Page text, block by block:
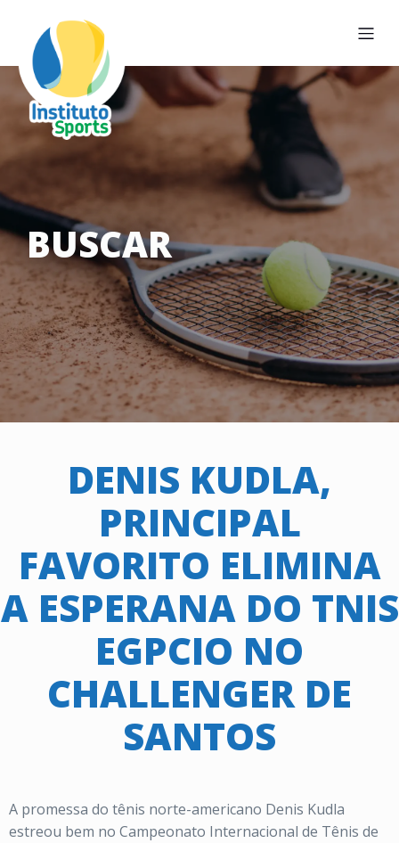
BUSCAR
DENIS KUDLA,
PRINCIPAL
FAVORITO ELIMINA
A ESPERANA DO TNIS
EGPCIO NO
CHALLENGER DE
SANTOS
A promessa do tênis norte-americano Denis Kudla
estreou bem no Campeonato Internacional de Tênis de